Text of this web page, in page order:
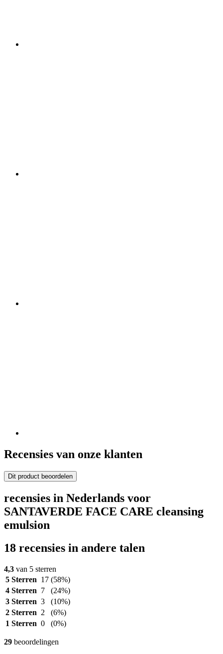
Recensies van onze klanten
Dit product beoordelen
recensies in Nederlands voor
SANTAVERDE FACE CARE cleansing
emulsion
18 recensies in andere talen
4,3 van 5 sterren
5 Sterren 17 (58%)
4 Sterren 7
(24%)
3 Sterren 3
(10%)
2 Sterren 2
(6%)
1 Sterren 0 (0%)
29 beoordelingen